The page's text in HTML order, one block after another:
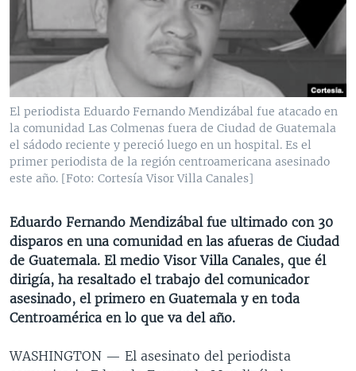
BRASIL
ENTRETENIMIENTO Y CULTURA
TECNOLOGÍA
DEPORTES
CIENCIA Y SALUD
MULTIMEDIA
VIDEOS
FOTOGRAFÍA
AUDIOS
PROGRAMAS TV
EL MUNDO AL DÍA
FORO INTERAMERICANO
VISIÓN 360
LAS CLAVES
PANORAMA
RADIO
AVANCE INFORMATIVO
AUDIONOTICIAS
BUENOS DÍAS AMÉRICA
ESTADOS UNIDOS AL DÍA
EL MUNDO AL DÍA [RADIO]
FORO [RADIO]
DEPORTIVO INTERNACIONAL
NOTA ECONÓMICA
DIRECT
DOCUMENTALES DE LA VOA
Learning English
SÍGANOS
Idiomas
El periodista Eduardo Fernando Mendizábal fue atacado en
la comunidad Las Colmenas fuera de Ciudad de Guatemala
el sádodo reciente y pereció luego en un hospital. Es el
primer periodista de la región centroamericana asesinado
este año. [Foto: Cortesía Visor Villa Canales]
Eduardo Fernando Mendizábal fue ultimado con 30
disparos en una comunidad en las afueras de Ciudad
de Guatemala. El medio Visor Villa Canales, que él
dirigía, ha resaltado el trabajo del comunicador
asesinado, el primero en Guatemala y en toda
Centroamérica en lo que va del año.
WASHINGTON — El asesinato del periodista